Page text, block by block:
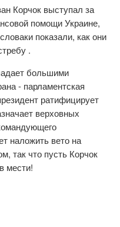
Корчок выступал за
помощи Украине,
показали, как они
.
большими
- парламентская
ратифицирует
верховных
наложить вето на
так что пусть Корчок
мести!